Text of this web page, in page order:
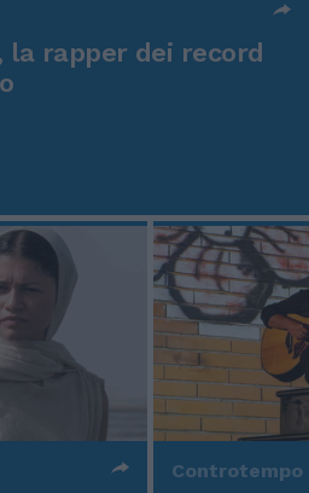
la rapper dei record
Controtempo